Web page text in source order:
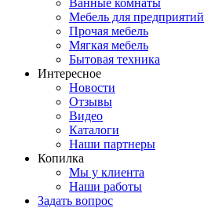
Ванные комнаты
Мебель для предприятий
Прочая мебель
Мягкая мебель
Бытовая техника
Интересное
Новости
Отзывы
Видео
Каталоги
Наши партнеры
Копилка
Мы у клиента
Наши работы
Задать вопрос